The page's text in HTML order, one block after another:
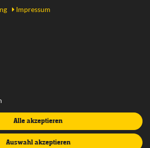
Impressum
Alle akzeptieren
Auswahl akzeptieren